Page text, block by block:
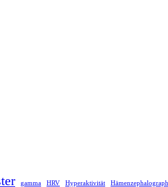
gamma HRV Hyperaktivität